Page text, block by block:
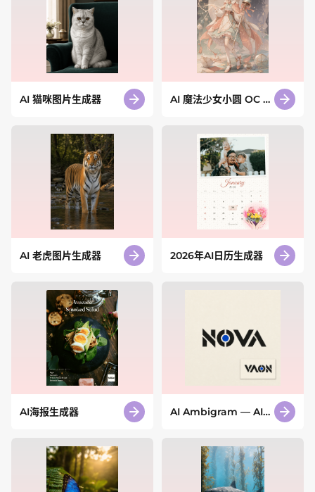
AI 猫咪图片生成器
AI 魔法少女小圆 OC 生
AI 老虎图片生成器 2026年AI日历生成器
AI海报生成器
AI Ambigram — AI